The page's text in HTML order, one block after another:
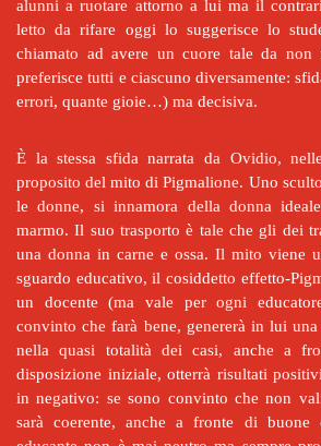
alunni a ruotare attorno a lui ma il
letto da rifare oggi lo suggerisce lo
chiamato ad avere un cuore tale da non
preferisce tutti e ciascuno diversamente:
errori, quante gioie…) ma decisiva.
È la stessa sfida narrata da Ovidio,
proposito del mito di Pigmalione. Uno
le donne, si innamora della donna
marmo. Il suo trasporto è tale che gli dei
una donna in carne e ossa. Il mito viene
sguardo educativo, il cosiddetto effetto-
un docente (ma vale per ogni
convinto che farà bene, genererà in lui
nella quasi totalità dei casi, anche a
disposizione iniziale, otterrà risultati
in negativo: se sono convinto che non
sarà coerente, anche a fronte di buone